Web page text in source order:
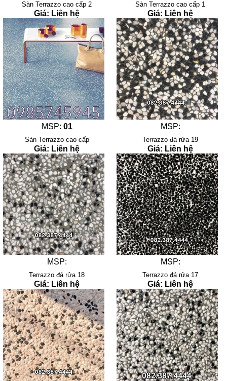
Sàn Terrazzo cao cấp 2
Giá: Liên hệ
Sàn Terrazzo cao cấp 1
Giá: Liên hệ
MSP: 01
Sàn Terrazzo cao cấp
Giá: Liên hệ
MSP:
Terrazzo đá rửa 19
Giá: Liên hệ
MSP:
Terrazzo đá rửa 18
Giá: Liên hệ
MSP:
Terrazzo đá rửa 17
Giá: Liên hệ